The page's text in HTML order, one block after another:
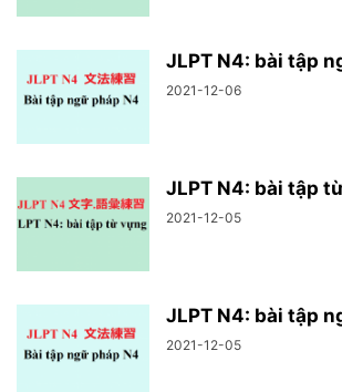
JLPT N4: bài tập
2021-12-06
JLPT N4: bài tập
2021-12-05
JLPT N4: bài tập
2021-12-05